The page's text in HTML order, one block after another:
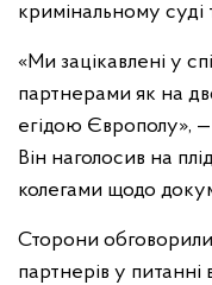
кримінальному суді
«Ми зацікавлені у
партнерами як на
егідою Європолу», —
Він наголосив на
колегами щодо
Сторони
партнерів у